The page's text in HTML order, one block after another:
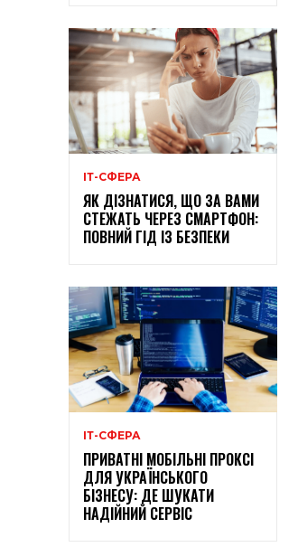
ІТ-СФЕРА
ЯК ДІЗНАТИСЯ, ЩО ЗА ВАМИ
СТЕЖАТЬ ЧЕРЕЗ СМАРТФОН:
ПОВНИЙ ГІД ІЗ БЕЗПЕКИ
ІТ-СФЕРА
ПРИВАТНІ МОБІЛЬНІ ПРОКСІ
ДЛЯ УКРАЇНСЬКОГО
БІЗНЕСУ: ДЕ ШУКАТИ
НАДІЙНИЙ СЕРВІС